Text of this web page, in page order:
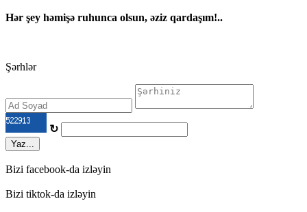
Hər şey həmişə ruhunca olsun, əziz qardaşım!..
Şərhlər
↻
Yaz...
Bizi facebook-da izləyin
Bizi tiktok-da izləyin